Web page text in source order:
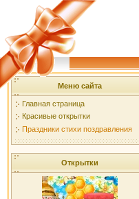
Меню сайта
Главная страница
Красивые открытки
Праздники стихи поздравления
Открытки